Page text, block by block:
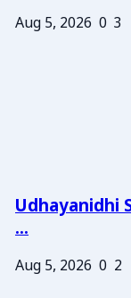
Aug 5, 2026 0 3
Udhayanidhi
...
Aug 5, 2026 0 2